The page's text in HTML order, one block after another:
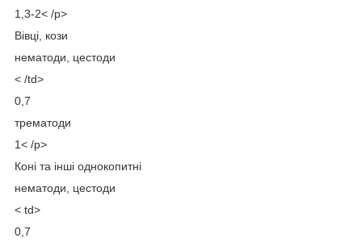
1,3-2< /p>
Вівці, кози
нематоди, цестоди
< /td>
0,7
трематоди
1< /p>
Коні та інші однокопитні
нематоди, цестоди
< td>
0,7